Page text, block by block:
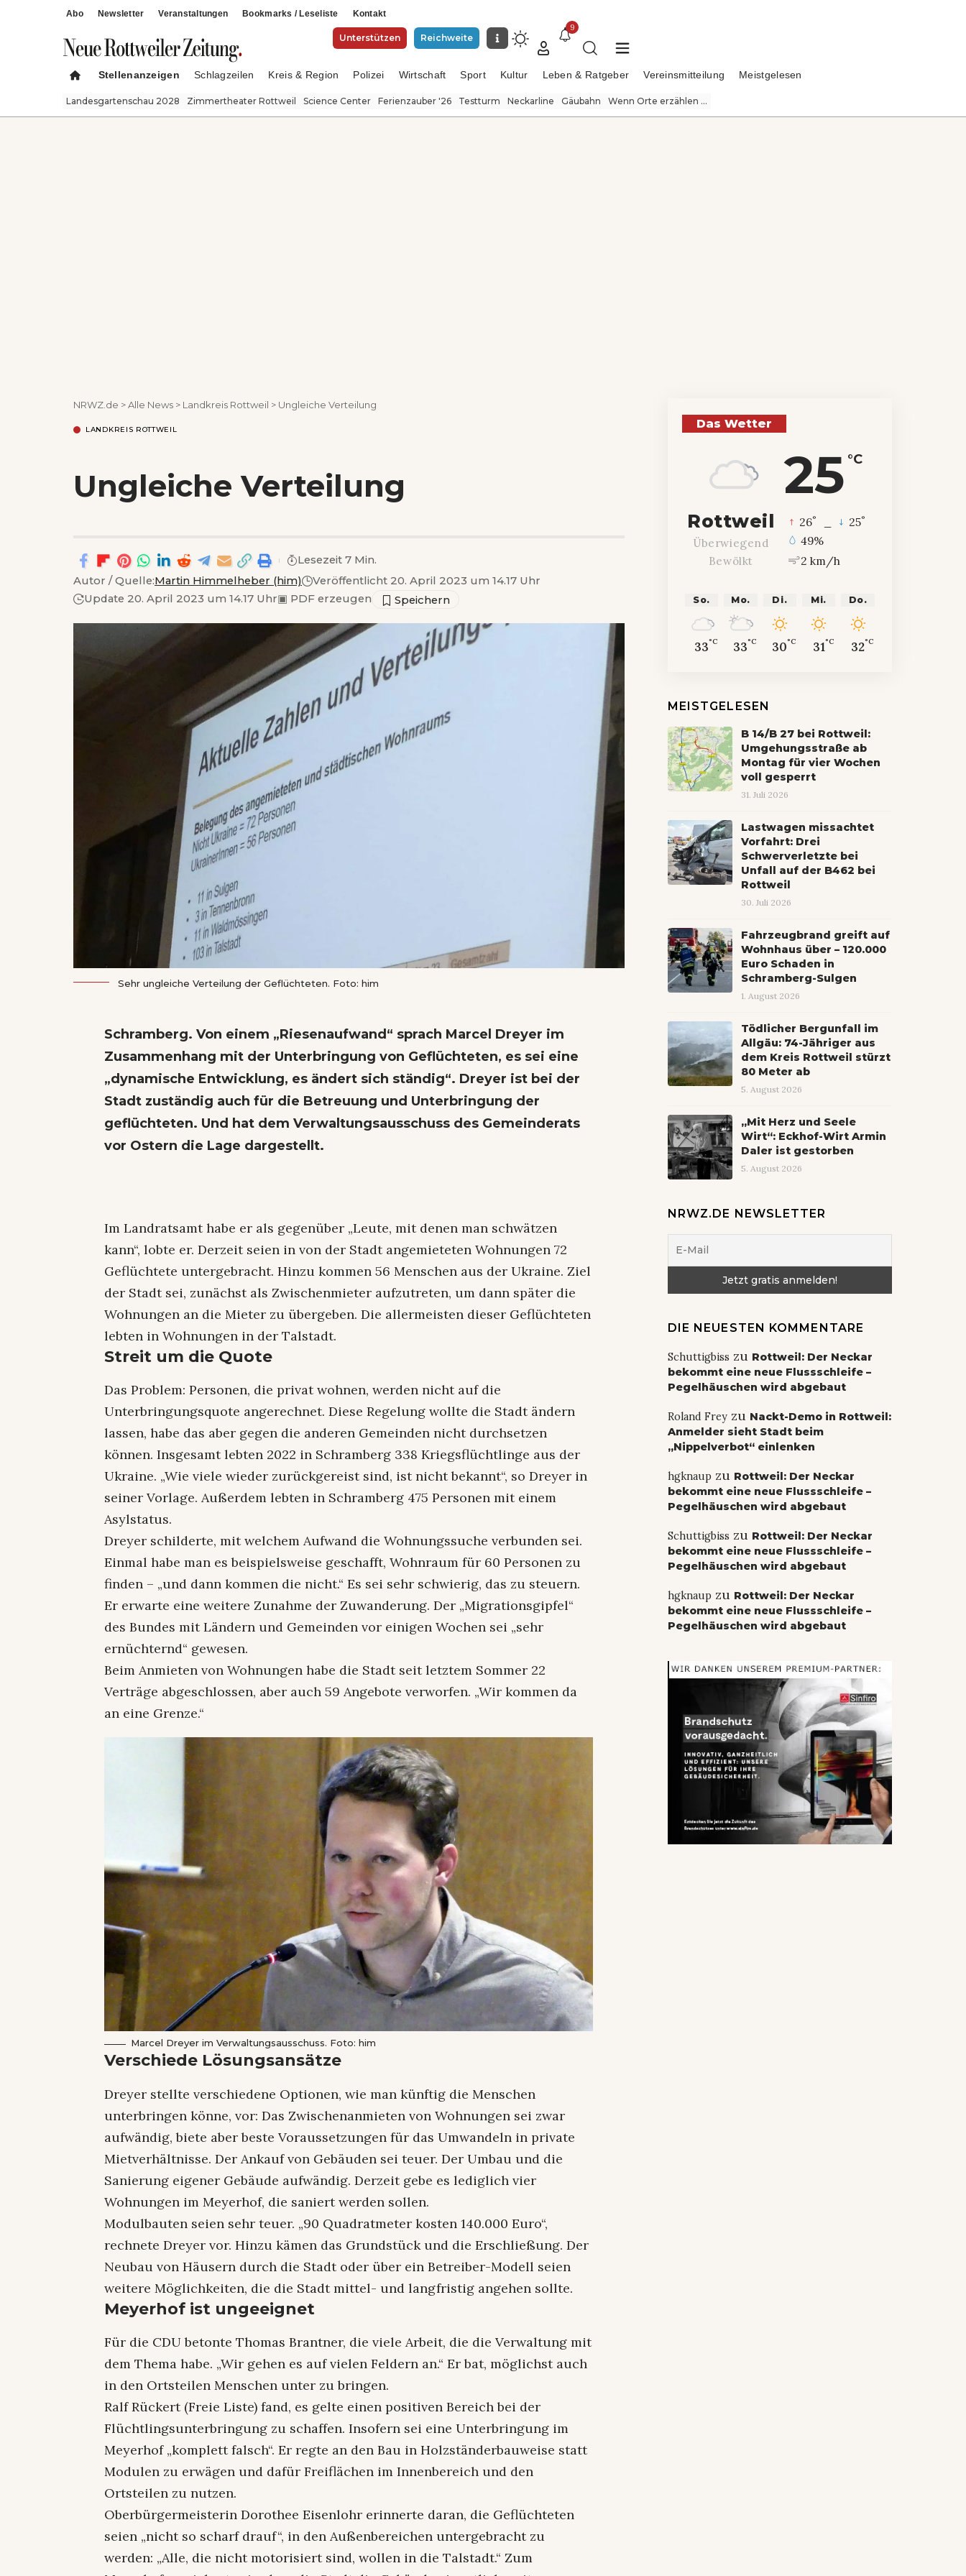
Abo Newsletter Veranstaltungen Bookmarks / Leseliste Kontakt
Unterstützen Reichweite
9
Stellenanzeigen Schlagzeilen Kreis & Region Polizei Wirtschaft Sport Kultur Leben & Ratgeber Vereinsmitteilung Meistgelesen
Landesgartenschau 2028 Zimmertheater Rottweil Science Center Ferienzauber '26 Testturm Neckarline Gäubahn Wenn Orte erzählen ...
NRWZ.de >Alle News > Landkreis Rottweil > Ungleiche Verteilung
LANDKREIS ROTTWEIL
Ungleiche Verteilung
Autor / Quelle:Martin Himmelheber (him)
Veröffentlicht 20. April 2023 um 14.17 Uhr
Update 20. April 2023 um 14.17 Uhr▣ PDF erzeugen
Lesezeit 7 Min.
Sehr ungleiche Verteilung der Geflüchteten. Foto: him
Schramberg. Von einem „Riesenaufwand“ sprach Marcel Dreyer im
Zusammenhang mit der Unterbringung von Geflüchteten, es sei eine
„dynamische Entwicklung, es ändert sich ständig“. Dreyer ist bei der
Stadt zuständig auch für die Betreuung und Unterbringung der
geflüchteten. Und hat dem Verwaltungsausschuss des Gemeinderats
vor Ostern die Lage dargestellt.
Im Landratsamt habe er als gegenüber „Leute, mit denen man schwätzen
kann“, lobte er. Derzeit seien in von der Stadt angemieteten Wohnungen 72
Geflüchtete untergebracht. Hinzu kommen 56 Menschen aus der Ukraine. Ziel
der Stadt sei, zunächst als Zwischenmieter aufzutreten, um dann später die
Wohnungen an die Mieter zu übergeben. Die allermeisten dieser Geflüchteten
lebten in Wohnungen in der Talstadt.
Streit um die Quote
Das Problem: Personen, die privat wohnen, werden nicht auf die
Unterbringungsquote angerechnet. Diese Regelung wollte die Stadt ändern
lassen, habe das aber gegen die anderen Gemeinden nicht durchsetzen
können. Insgesamt lebten 2022 in Schramberg 338 Kriegsflüchtlinge aus der
Ukraine. „Wie viele wieder zurückgereist sind, ist nicht bekannt“, so Dreyer in
seiner Vorlage. Außerdem lebten in Schramberg 475 Personen mit einem
Asylstatus.
Dreyer schilderte, mit welchem Aufwand die Wohnungssuche verbunden sei.
Einmal habe man es beispielsweise geschafft, Wohnraum für 60 Personen zu
finden – „und dann kommen die nicht.“ Es sei sehr schwierig, das zu steuern.
Er erwarte eine weitere Zunahme der Zuwanderung. Der „Migrationsgipfel“
des Bundes mit Ländern und Gemeinden vor einigen Wochen sei „sehr
ernüchternd“ gewesen.
Beim Anmieten von Wohnungen habe die Stadt seit letztem Sommer 22
Verträge abgeschlossen, aber auch 59 Angebote verworfen. „Wir kommen da
an eine Grenze.“
Marcel Dreyer im Verwaltungsausschuss. Foto: him
Verschiede Lösungsansätze
Dreyer stellte verschiedene Optionen, wie man künftig die Menschen
unterbringen könne, vor: Das Zwischenanmieten von Wohnungen sei zwar
aufwändig, biete aber beste Voraussetzungen für das Umwandeln in private
Mietverhältnisse. Der Ankauf von Gebäuden sei teuer. Der Umbau und die
Sanierung eigener Gebäude aufwändig. Derzeit gebe es lediglich vier
Wohnungen im Meyerhof, die saniert werden sollen.
Modulbauten seien sehr teuer. „90 Quadratmeter kosten 140.000 Euro“,
rechnete Dreyer vor. Hinzu kämen das Grundstück und die Erschließung. Der
Neubau von Häusern durch die Stadt oder über ein Betreiber-Modell seien
weitere Möglichkeiten, die die Stadt mittel- und langfristig angehen sollte.
Meyerhof ist ungeeignet
Für die CDU betonte Thomas Brantner, die viele Arbeit, die die Verwaltung mit
dem Thema habe. „Wir gehen es auf vielen Feldern an.“ Er bat, möglichst auch
in den Ortsteilen Menschen unter zu bringen.
Ralf Rückert (Freie Liste) fand, es gelte einen positiven Bereich bei der
Flüchtlingsunterbringung zu schaffen. Insofern sei eine Unterbringung im
Meyerhof „komplett falsch“. Er regte an den Bau in Holzständerbauweise statt
Modulen zu erwägen und dafür Freiflächen im Innenbereich und den
Ortsteilen zu nutzen.
Oberbürgermeisterin Dorothee Eisenlohr erinnerte daran, die Geflüchteten
seien „nicht so scharf drauf“, in den Außenbereichen untergebracht zu
werden: „Alle, die nicht motorisiert sind, wollen in die Talstadt.“ Zum
Das Wetter
25 °C
Rottweil
Überwiegend
Bewölkt
26° 25°
49%
2 km/h
So.
33°C
Mo.
33°C
Di.
30°C
Mi.
31°C
Do.
32°C
MEISTGELESEN
B 14/B 27 bei Rottweil:
Umgehungsstraße ab
Montag für vier Wochen
voll gesperrt
31. Juli 2026
Lastwagen missachtet
Vorfahrt: Drei
Schwerverletzte bei
Unfall auf der B462 bei
Rottweil
30. Juli 2026
Fahrzeugbrand greift auf
Wohnhaus über – 120.000
Euro Schaden in
Schramberg-Sulgen
1. August 2026
Tödlicher Bergunfall im
Allgäu: 74-Jähriger aus
dem Kreis Rottweil stürzt
80 Meter ab
5. August 2026
„Mit Herz und Seele
Wirt“: Eckhof-Wirt Armin
Daler ist gestorben
5. August 2026
NRWZ.DE NEWSLETTER
DIE NEUESTEN KOMMENTARE
Schuttigbiss zu Rottweil: Der Neckar
bekommt eine neue Flussschleife –
Pegelhäuschen wird abgebaut
Roland Freyzu Nackt-Demo in Rottweil:
Anmelder sieht Stadt beim
„Nippelverbot“ einlenken
hgknaupzu Rottweil: Der Neckar
bekommt eine neue Flussschleife –
Pegelhäuschen wird abgebaut
Schuttigbiss zu Rottweil: Der Neckar
bekommt eine neue Flussschleife –
Pegelhäuschen wird abgebaut
hgknaupzu Rottweil: Der Neckar
bekommt eine neue Flussschleife –
Pegelhäuschen wird abgebaut